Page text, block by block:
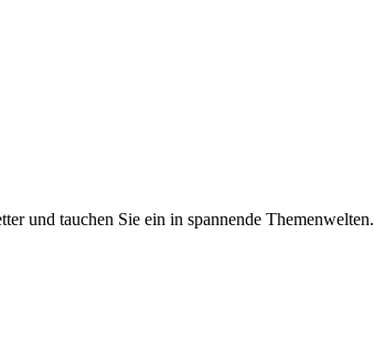
und tauchen Sie ein in spannende Themenwelten.